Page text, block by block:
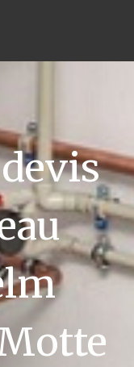
devis